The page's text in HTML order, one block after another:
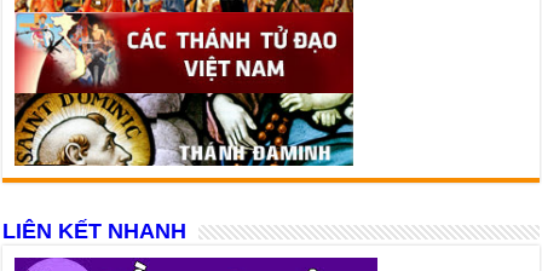
LIÊN KẾT NHANH